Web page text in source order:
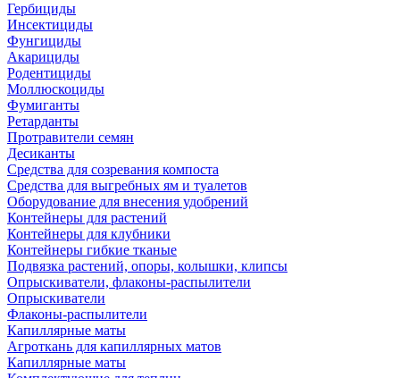
Гербициды
Инсектициды
Фунгициды
Акарициды
Родентициды
Моллюскоциды
Фумиганты
Ретарданты
Протравители семян
Десиканты
Средства для созревания компоста
Средства для выгребных ям и туалетов
Оборудование для внесения удобрений
Контейнеры для растений
Контейнеры для клубники
Контейнеры гибкие тканые
Подвязка растений, опоры, колышки, клипсы
Опрыскиватели, флаконы-распылители
Опрыскиватели
Флаконы-распылители
Капиллярные маты
Агроткань для капиллярных матов
Капиллярные маты